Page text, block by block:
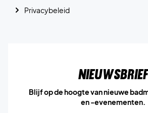
Privacybeleid
Nieuwsbrief
Blijf op de hoogte van nieuwe
en -evenementen.